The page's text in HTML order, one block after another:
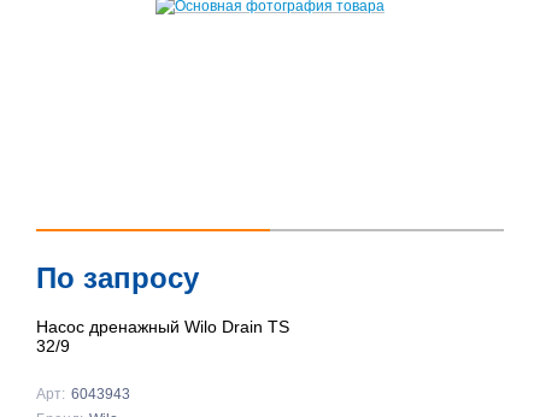
По запросу
Насос дренажный Wilo Drain TS
32/9
Арт: 6043943